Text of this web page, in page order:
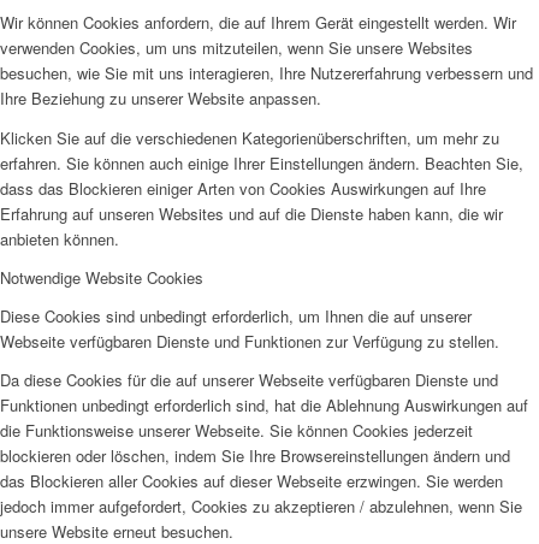
Wir können Cookies anfordern, die auf Ihrem Gerät eingestellt werden. Wir
verwenden Cookies, um uns mitzuteilen, wenn Sie unsere Websites
besuchen, wie Sie mit uns interagieren, Ihre Nutzererfahrung verbessern und
Ihre Beziehung zu unserer Website anpassen.
Klicken Sie auf die verschiedenen Kategorienüberschriften, um mehr zu
erfahren. Sie können auch einige Ihrer Einstellungen ändern. Beachten Sie,
dass das Blockieren einiger Arten von Cookies Auswirkungen auf Ihre
Erfahrung auf unseren Websites und auf die Dienste haben kann, die wir
anbieten können.
Notwendige Website Cookies
Diese Cookies sind unbedingt erforderlich, um Ihnen die auf unserer
Webseite verfügbaren Dienste und Funktionen zur Verfügung zu stellen.
Da diese Cookies für die auf unserer Webseite verfügbaren Dienste und
Funktionen unbedingt erforderlich sind, hat die Ablehnung Auswirkungen auf
die Funktionsweise unserer Webseite. Sie können Cookies jederzeit
blockieren oder löschen, indem Sie Ihre Browsereinstellungen ändern und
das Blockieren aller Cookies auf dieser Webseite erzwingen. Sie werden
jedoch immer aufgefordert, Cookies zu akzeptieren / abzulehnen, wenn Sie
unsere Website erneut besuchen.